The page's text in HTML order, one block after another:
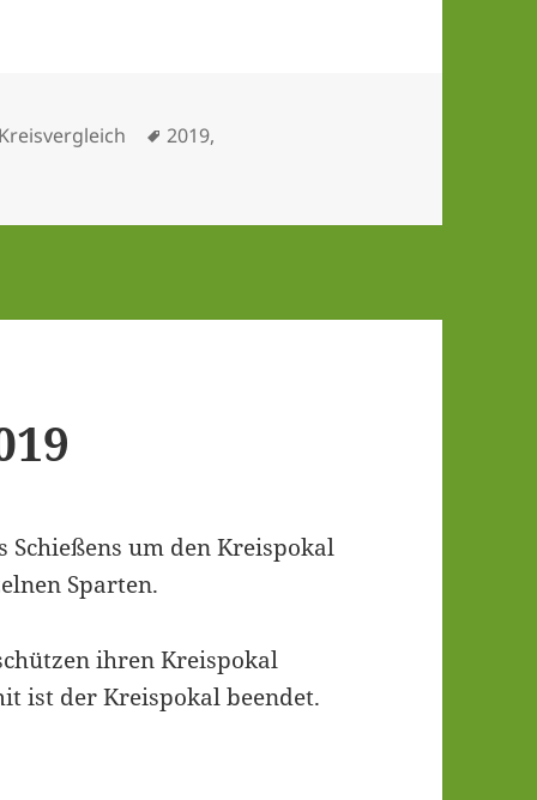
Kategorien
Kreisvergleich Schlagwörter
2019,
Schie­ßens um den Kreis­po­kal
Sparten.
ihren Kreis­po­kal
ist der Kreis­po­kal beendet.